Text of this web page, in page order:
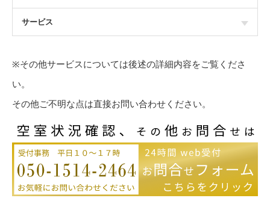
サービス
※その他サービスについては後述の詳細内容をご覧くださ
い。
その他ご不明な点は直接お問い合わせください。